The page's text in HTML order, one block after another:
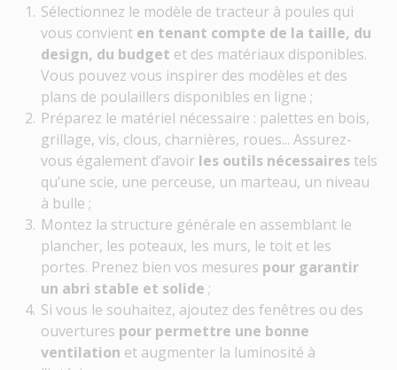
Sélectionnez le modèle de tracteur à poules qui
vous convient en tenant compte de la taille, du
design, du budget et des matériaux disponibles.
Vous pouvez vous inspirer des modèles et des
plans de poulaillers disponibles en ligne ;
Préparez le matériel nécessaire : palettes en bois,
grillage, vis, clous, charnières, roues... Assurez-
vous également d’avoir les outils nécessaires tels
qu’une scie, une perceuse, un marteau, un niveau
à bulle ;
Montez la structure générale en assemblant le
plancher, les poteaux, les murs, le toit et les
portes. Prenez bien vos mesures pour garantir
un abri stable et solide ;
Si vous le souhaitez, ajoutez des fenêtres ou des
ouvertures pour permettre une bonne
ventilation et augmenter la luminosité à